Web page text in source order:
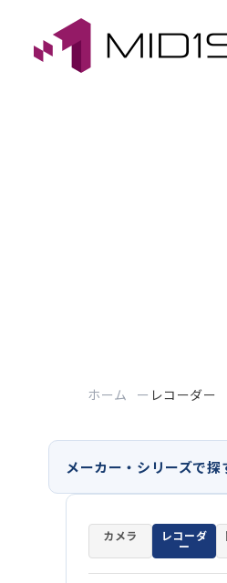
ホーム レコーダー
メーカー・シリーズで探
カメラ レコーダ
ー